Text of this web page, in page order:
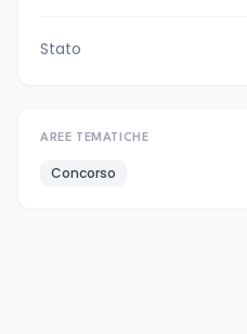
Stato
AREE TEMATICHE
Concorso